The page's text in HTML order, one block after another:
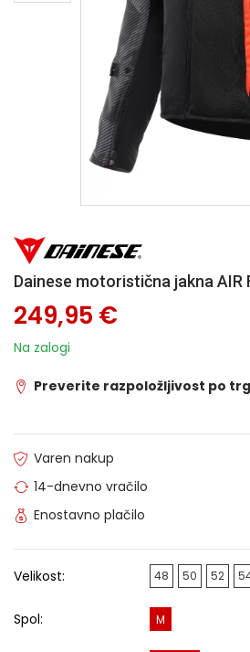
Dainese motoristična jakna AIR
249,95 €
Na zalogi
Preverite razpoložljivost po
Varen nakup
14-dnevno vračilo
Enostavno plačilo
Velikost: 48 50 52
Spol: M